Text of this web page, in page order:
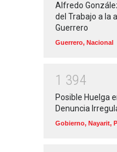
Alfredo
del Trabajo a la
Guerrero
Guerrero, Nacional
1 394
Posible Huelga
Denuncia
Gobierno, Nayarit,